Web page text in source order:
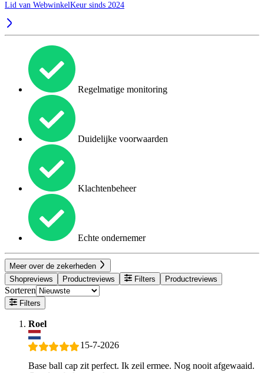
Lid van WebwinkelKeur sinds 2024
Regelmatige monitoring
Duidelijke voorwaarden
Klachtenbeheer
Echte ondernemer
Meer over de zekerheden
Shopreviews
Productreviews Filters Productreviews
Sorteren
Filters
Roel
15-7-2026
Base ball cap zit perfect. Ik zeil ermee. Nog nooit afgewaaid.